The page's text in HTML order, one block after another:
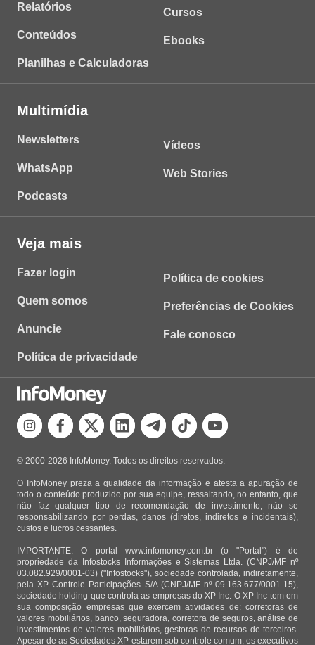
Relatórios
Conteúdos
Planilhas e Calculadoras
Cursos
Ebooks
Multimídia
Newsletters
WhatsApp
Podcasts
Vídeos
Web Stories
Veja mais
Fazer login
Quem somos
Anuncie
Política de privacidade
Política de cookies
Preferências de Cookies
Fale conosco
© 2000-2026 InfoMoney. Todos os direitos reservados.
O InfoMoney preza a qualidade da informação e atesta a apuração de
todo o conteúdo produzido por sua equipe, ressaltando, no entanto, que
não faz qualquer tipo de recomendação de investimento, não se
responsabilizando por perdas, danos (diretos, indiretos e incidentais),
custos e lucros cessantes.
IMPORTANTE: O portal www.infomoney.com.br (o "Portal") é de
propriedade da Infostocks Informações e Sistemas Ltda. (CNPJ/MF nº
03.082.929/0001-03) ("Infostocks"), sociedade controlada, indiretamente,
pela XP Controle Participações S/A (CNPJ/MF nº 09.163.677/0001-15),
sociedade holding que controla as empresas do XP Inc. O XP Inc tem em
sua composição empresas que exercem atividades de: corretoras de
valores mobiliários, banco, seguradora, corretora de seguros, análise de
investimentos de valores mobiliários, gestoras de recursos de terceiros.
Apesar de as Sociedades XP estarem sob controle comum, os executivos